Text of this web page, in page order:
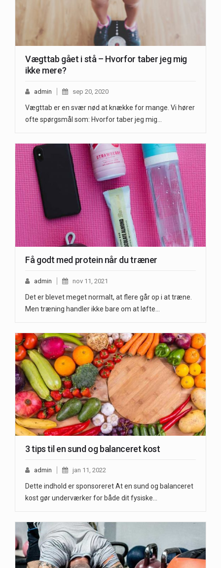
Vægttab gået i stå – Hvorfor taber jeg mig
ikke mere?
admin sep 20, 2020
Vægttab er en svær nød at knække for mange. Vi hører
ofte spørgsmål som: Hvorfor taber jeg mig…
Få godt med protein når du træner
admin nov 11, 2021
Det er blevet meget normalt, at flere går op i at træne.
Men træning handler ikke bare om at løfte…
3 tips til en sund og balanceret kost
admin jan 11, 2022
Dette indhold er sponsoreret At en sund og balanceret
kost gør underværker for både dit fysiske…